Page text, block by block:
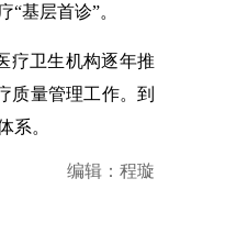
基层首诊”。
疗卫生机构逐年推
质量管理工作。到
系。
编辑：程璇